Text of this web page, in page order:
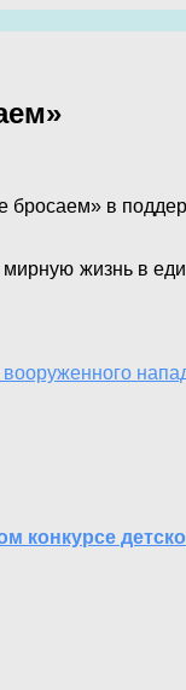
в
жизнь в
конкурсе